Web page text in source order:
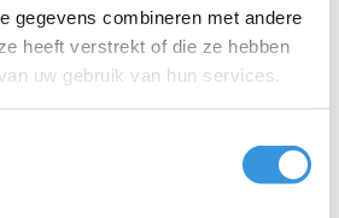
gegevens combineren met andere
heeft verstrekt of die ze hebben
uw gebruik van hun services.